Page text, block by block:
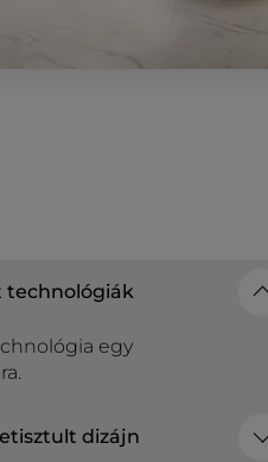
technológiák
egy
dizájn